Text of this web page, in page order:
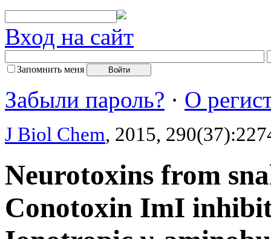
Вход на сайт
Запомнить меня
Забыли пароль? · О
J Biol Chem, 2015,
Neurotoxins from
Conotoxin ImI